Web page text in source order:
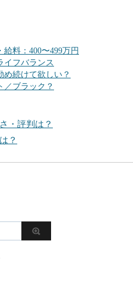
料：400〜499万円
イフバランス
め続けて欲しい？
／ブラック？
・評判は？
？